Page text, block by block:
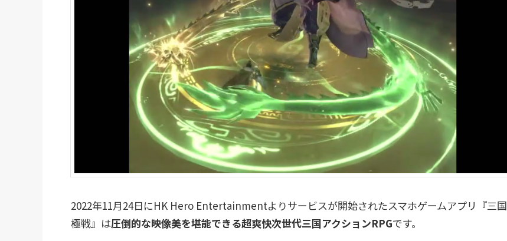
2022年11月24日にHK Hero Entertainmentよりサービスが開始されたスマホゲームアプリ『三国
極戦』は圧倒的な映像美を堪能できる超爽快次世代三国アクションRPGです。